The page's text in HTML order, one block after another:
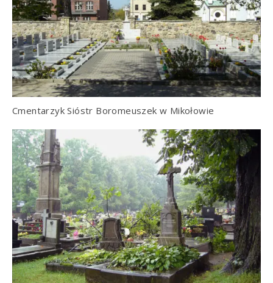
Cmentarzyk Sióstr Boromeuszek w Mikołowie